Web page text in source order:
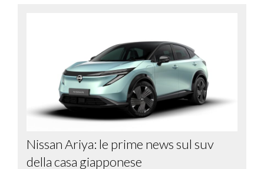
Nissan Ariya: le prime news sul suv
della casa giapponese